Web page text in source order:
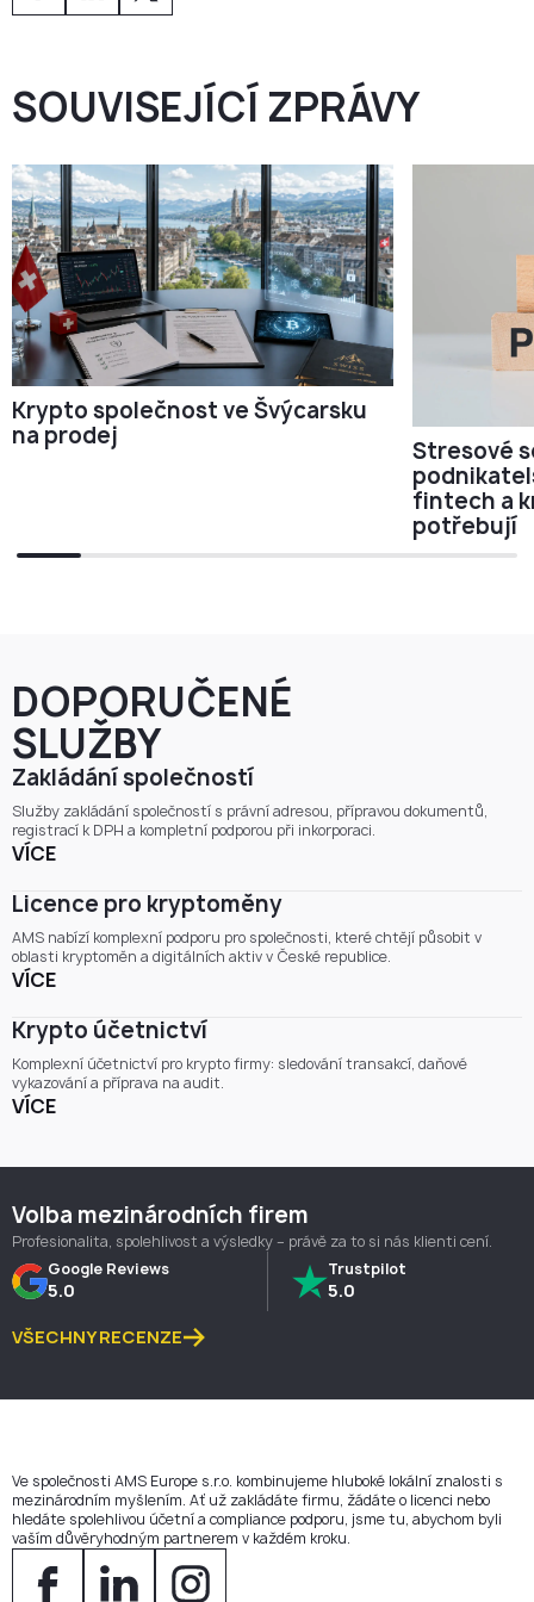
jiných jurisdikcích.
SOUVISEJÍCÍ ZPRÁVY
Krypto společnost ve Švýcarsku
na prodej
Stresové
fintech a
potřebují
DOPORUČENÉ
SLUŽBY
Zakládání společností
Služby zakládání společností s právní adresou, přípravou dokumentů,
registrací k DPH a kompletní podporou při inkorporaci.
VÍCE
Licence pro kryptoměny
AMS nabízí komplexní podporu pro společnosti, které chtějí působit v
oblasti kryptoměn a digitálních aktiv v České republice.
VÍCE
Krypto účetnictví
Komplexní účetnictví pro krypto firmy: sledování transakcí, daňové
vykazování a příprava na audit.
VÍCE
Volba mezinárodních firem
Profesionalita, spolehlivost a výsledky – právě za to si nás klienti cení.
Google Reviews
5.0
Trustpilot
5.0
VŠECHNY RECENZE
Ve společnosti AMS Europe s.r.o. kombinujeme hluboké lokální znalosti s
mezinárodním myšlením. Ať už zakládáte firmu, žádáte o licenci nebo
hledáte spolehlivou účetní a compliance podporu, jsme tu, abychom byli
vaším důvěryhodným partnerem v každém kroku.